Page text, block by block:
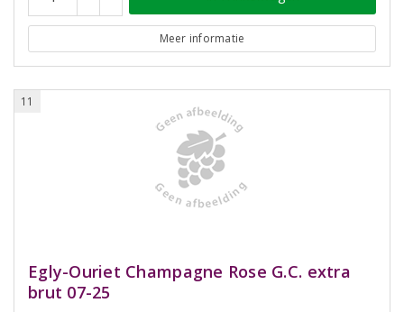
Meer informatie
11
Egly-Ouriet Champagne Rose G.C. extra
brut 07-25